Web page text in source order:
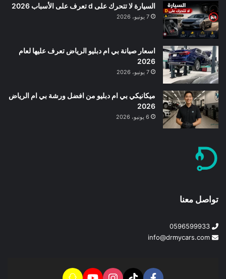
السيارة لا تتحرك على d تعرف على الأسباب 2026
7 يونيو، 2026
اسعار صيانة بي ام دبليو الرياض تعرف عليها لعام
2026
7 يونيو، 2026
ميكانيكي بي ام دبليو من افضل ورشة بي ام الرياض
2026
6 يونيو، 2026
تواصل معنا
0596599933
info@drmycars.com